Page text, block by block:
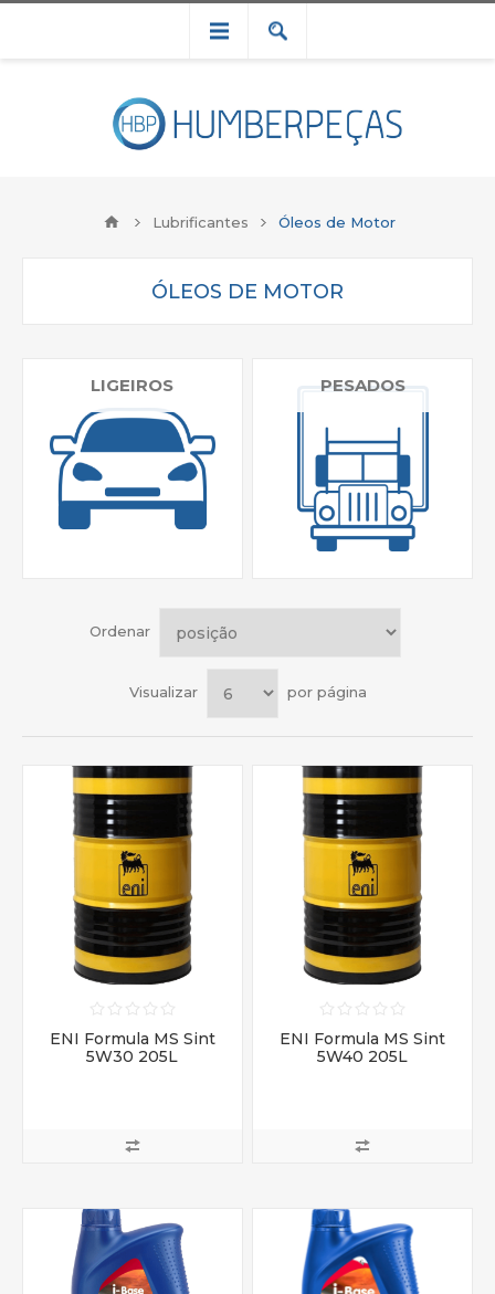
Lubrificantes Óleos de Motor
ÓLEOS DE MOTOR
LIGEIROS PESADOS
Ordenar
Visualizar por página
ENI Formula MS Sint
5W30 205L
ENI Formula MS Sint
5W40 205L